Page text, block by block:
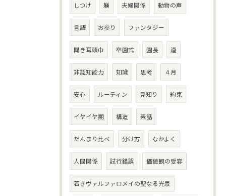
しつけ 躾 夫婦関係 動物の声
言語 お参り ファンタジー
聞き耳頭巾 卒園式 園長 道
非認知能力 知識 思考 ４月
安心 ルーティン 見知り 約束
イヤイヤ期 構造 素話
だんまり比べ 分け方 なかよく
人間関係 試行錯誤 価値観の受容
若きヴァルファロメイの聖なる光景